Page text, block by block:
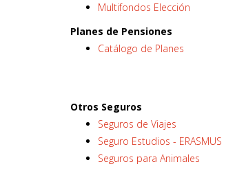
Multifondos Elección
Planes de Pensiones
Catálogo de Planes
Otros Seguros
Seguros de Viajes
Seguro Estudios - ERASMUS
Seguros para Animales